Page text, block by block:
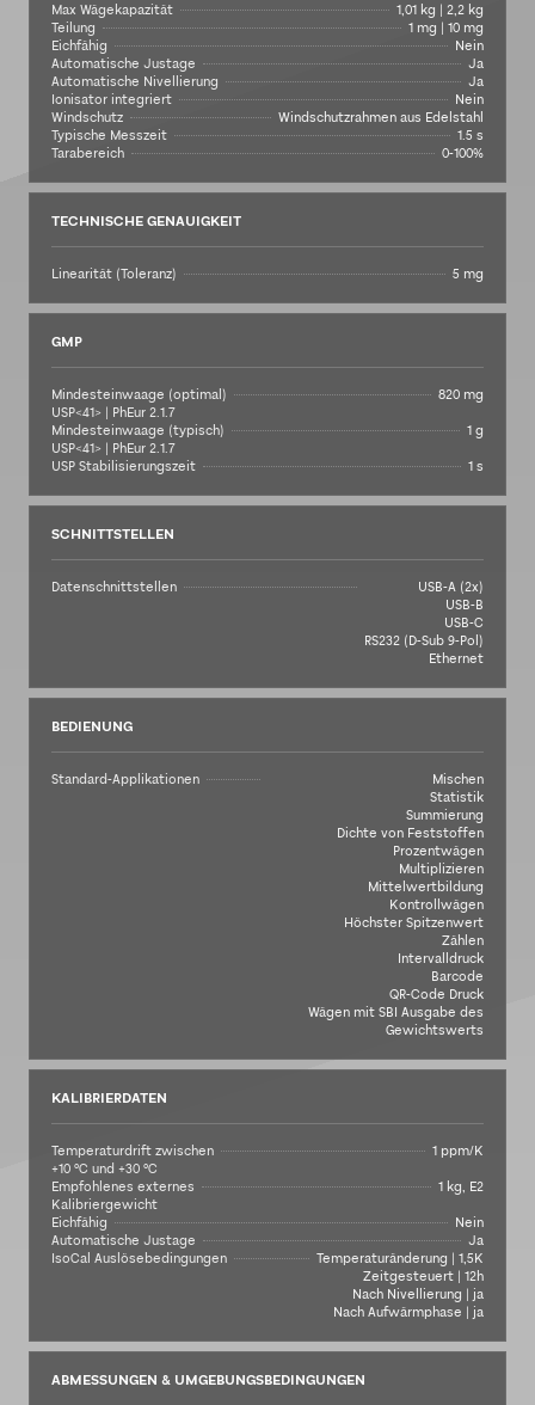
Max Wägekapazität
1,01 kg | 2,2 kg
Teilung
1 mg | 10 mg
Eichfähig
Nein
Automatische Justage
Ja
Automatische Nivellierung
Ja
Ionisator integriert
Nein
Windschutz
Windschutzrahmen aus Edelstahl
Typische Messzeit
1.5 s
Tarabereich
0-100%
TECHNISCHE GENAUIGKEIT
Linearität (Toleranz) 5 mg
GMP
Mindesteinwaage (optimal)
USP<41> | PhEur 2.1.7
820 mg
Mindesteinwaage (typisch)
USP<41> | PhEur 2.1.7
1 g
USP Stabilisierungszeit
1 s
SCHNITTSTELLEN
Datenschnittstellen
USB-A (2x)
USB-B
USB-C
RS232 (D-Sub 9-Pol)
Ethernet
BEDIENUNG
Standard-Applikationen
Mischen
Statistik
Summierung
Dichte von Feststoffen
Prozentwägen
Multiplizieren
Mittelwertbildung
Kontrollwägen
Höchster Spitzenwert
Zählen
Intervalldruck
Barcode
QR-Code Druck
Wägen mit SBI Ausgabe des
Gewichtswerts
KALIBRIERDATEN
Temperaturdrift zwischen
+10 °C und +30 °C
1 ppm/K
Empfohlenes externes
Kalibriergewicht
1 kg, E2
Eichfähig
Nein
Automatische Justage
Ja
IsoCal Auslösebedingungen
Temperaturänderung | 1,5K
Zeitgesteuert | 12h
Nach Nivellierung | ja
Nach Aufwärmphase | ja
ABMESSUNGEN & UMGEBUNGSBEDINGUNGEN